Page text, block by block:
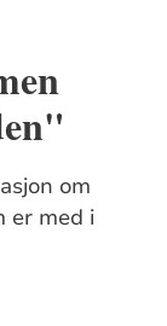
om
er med i